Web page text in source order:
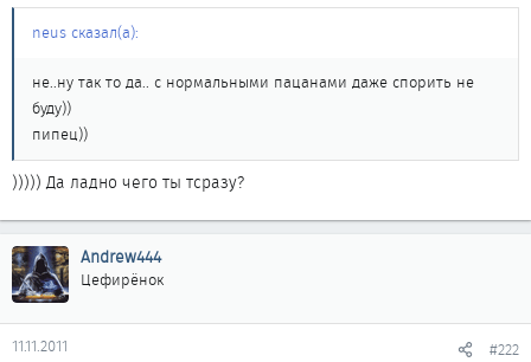
neus сказал(а):
не..ну так то да.. с нормальными пацанами даже спорить не
буду))
пипец))
))))) Да ладно чего ты тсразу?
Andrew444
Цефирёнок
11.11.2011 #222